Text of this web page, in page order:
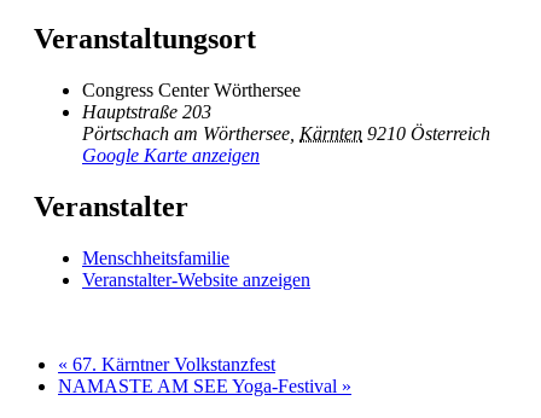
Veranstaltungsort
Congress Center Wörthersee
Hauptstraße 203
Pörtschach am Wörthersee Kärnten 9210 Österreich
Google Karte anzeigen
Veranstalter
Menschheitsfamilie
Veranstalter-Website anzeigen
« 67. Kärntner Volkstanzfest
NAMASTE AM SEE Yoga-Festival »